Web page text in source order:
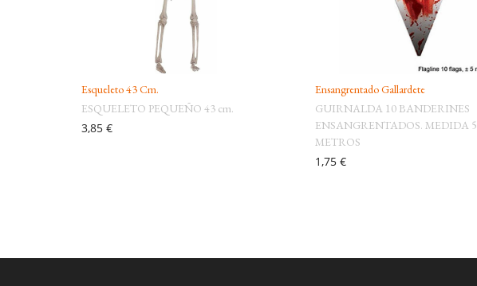
Esqueleto 43 Cm.
ESQUELETO PEQUEÑO 43 cm.
3,85 €
Ensangrentado Gallardete
GUIRNALDA 10 BANDERINES
ENSANGRENTADOS. MEDIDA 5
METROS
1,75 €